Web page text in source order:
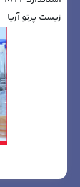
زیست پرتو آریا